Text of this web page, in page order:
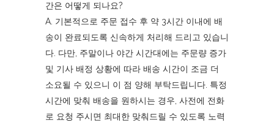
간은 어떻게 되나요?
A. 기본적으로 주문 접수 후 약 3시간 이내에 배
송이 완료되도록 신속하게 처리해 드리고 있습니
다. 다만, 주말이나 야간 시간대에는 주문량 증가
및 기사 배정 상황에 따라 배송 시간이 조금 더
소요될 수 있으니 이 점 양해 부탁드립니다. 특정
시간에 맞춰 배송을 원하시는 경우, 사전에 전화
로 요청 주시면 최대한 맞춰드릴 수 있도록 노력